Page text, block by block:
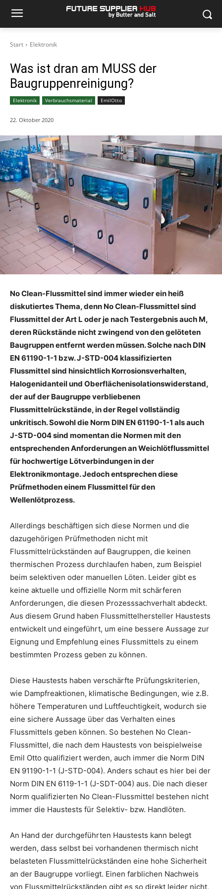
Start Elektronik
Was ist dran am MUSS der
Baugruppenreinigung?
Elektronik Verbrauchsmaterial EmilOtto
22. Oktober 2020
No Clean-Flussmittel sind immer wieder ein heiß
diskutiertes Thema, denn No Clean-Flussmittel sind
Flussmittel der Art L oder je nach Testergebnis auch M,
deren Rückstände nicht zwingend von den gelöteten
Baugruppen entfernt werden müssen. Solche nach DIN
EN 61190-1-1 bzw. J-STD-004 klassifizierten
Flussmittel sind hinsichtlich Korrosionsverhalten,
Halogenidanteil und Oberflächenisolationswiderstand,
der auf der Baugruppe verbliebenen
Flussmittelrückstände, in der Regel vollständig
unkritisch. Sowohl die Norm DIN EN 61190-1-1 als auch
J-STD-004 sind momentan die Normen mit den
entsprechenden Anforderungen an Weichlötflussmittel
für hochwertige Lötverbindungen in der
Elektronikmontage. Jedoch entsprechen diese
Prüfmethoden einem Flussmittel für den
Wellenlötprozess.
Allerdings beschäftigen sich diese Normen und die
dazugehörigen Prüfmethoden nicht mit
Flussmittelrückständen auf Baugruppen, die keinen
thermischen Prozess durchlaufen haben, zum Beispiel
beim selektiven oder manuellen Löten. Leider gibt es
keine aktuelle und offizielle Norm mit schärferen
Anforderungen, die diesen Prozesssachverhalt abdeckt.
Aus diesem Grund haben Flussmittelhersteller Haustests
entwickelt und eingeführt, um eine bessere Aussage zur
Eignung und Empfehlung eines Flussmittels zu einem
bestimmten Prozess geben zu können.
Diese Haustests haben verschärfte Prüfungskriterien,
wie Dampfreaktionen, klimatische Bedingungen, wie z.B.
höhere Temperaturen und Luftfeuchtigkeit, wodurch sie
eine sichere Aussage über das Verhalten eines
Flussmittels geben können. So bestehen No Clean-
Flussmittel, die nach dem Haustests von beispielweise
Emil Otto qualifiziert werden, auch immer die Norm DIN
EN 91190-1-1 (J-STD-004). Anders schaut es hier bei der
Norm DIN EN 6119-1-1 (J-SDT-004) aus. Die nach dieser
Norm qualifizierten No Clean-Flussmittel bestehen nicht
immer die Haustests für Selektiv- bzw. Handlöten.
An Hand der durchgeführten Haustests kann belegt
werden, dass selbst bei vorhandenen thermisch nicht
belasteten Flussmittelrückständen eine hohe Sicherheit
an der Baugruppe vorliegt. Einen farblichen Nachweis
von Flussmittelrückständen gibt es so direkt leider nicht,